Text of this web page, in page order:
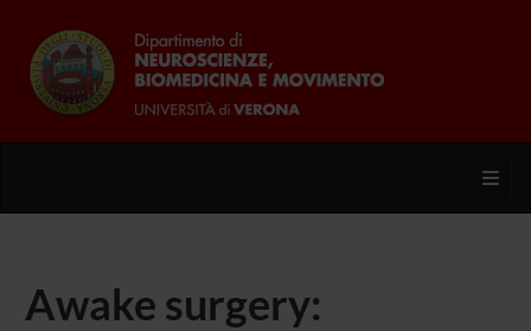
Awake surgery: